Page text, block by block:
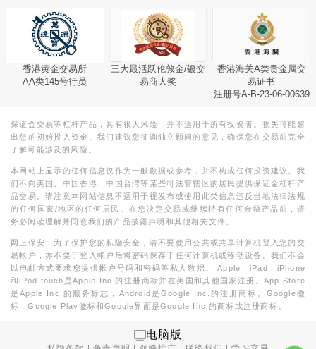
香港黄金交易所
AA类145号行员
三大最活跃伦敦金/银交
易商大奖
香港海关A类贵金属交
易证书
注册号A-B-23-06-00639
保证金交易等杠杆产品，具有很大风险，并不适用于所有投资者。损失可能超
出您的初始投入资金。我们建议您征询独立顾问的意见，确保您在交易前完全
了解可能涉及的风险。
本网站上显示的任何信息仅作为一般数据或参考，并不构成任何投资建议。我
们不向美国、中国香港、中国台湾等某些司法管辖区的居民提供保证金杠杆产
品交易。请注意本网站信息不适用于视发布或使用此类信息违反当地法律法规
的任何国家/地区的任何居民。在您决定交易或继续持有任何金融产品前，请
务必阅读理解并同意我们的产品披露声明和其他相关文件。
网上保安：为了保护您的私隐安全，请不要使用公共或共享计算机登入您的交
易帐户，亦不要于登入帐户后将密码保存于任何计算机或移动设备。我们不会
以电邮方式要求您提供帐户号码和密码等私人数据。 Apple，iPad，iPhone
和iPod touch是Apple Inc.的注册商标并在美国和其他国家注册。App Store
是Apple Inc.的服务标志，Android是Google Inc.的注册商标。Google徽
标，Google Play徽标和Google界面是Google Inc.的商标或注册商标。
电脑版